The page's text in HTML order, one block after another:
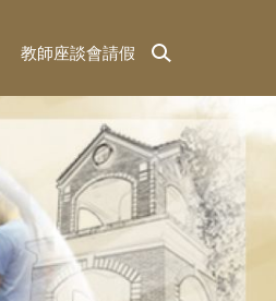
教師座談會請假